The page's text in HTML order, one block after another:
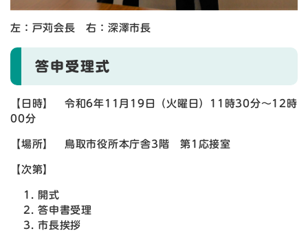
左：戸苅会長 右：深澤市長
答申受理式
【日時】 令和6年11月19日（火曜日）11時30分～12時
00分
【場所】 鳥取市役所本庁舎3階 第1応接室
【次第】
開式
答申書受理
市長挨拶